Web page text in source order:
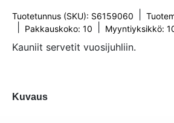
Tuotetunnus (SKU): S6159060
Pakkauskoko: 10 Myyntiyksikkö:
Kauniit servetit vuosijuhliin.
Kuvaus